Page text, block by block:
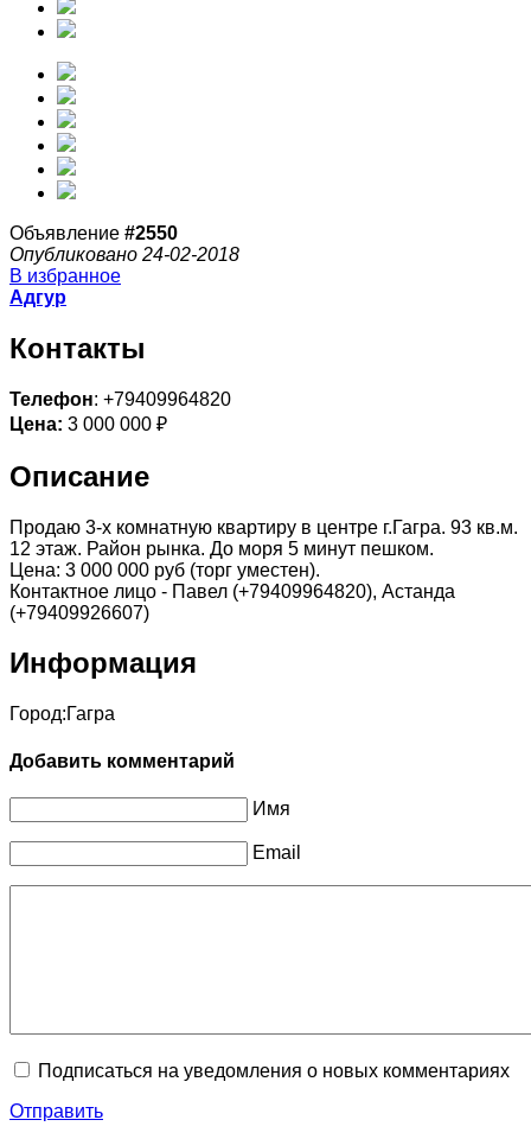
Объявление #2550
Опубликовано 24-02-2018
В избранное
Адгур
Контакты
Телефон: +79409964820
Цена: 3 000 000 ₽
Описание
Продаю 3-х комнатную квартиру в центре г.Гагра. 93 кв.м.
12 этаж. Район рынка. До моря 5 минут пешком.
Цена: 3 000 000 руб (торг уместен).
Контактное лицо - Павел (+79409964820), Астанда
(+79409926607)
Информация
Город:Гагра
Добавить комментарий
Имя
Email
Подписаться на уведомления о новых комментариях
Отправить